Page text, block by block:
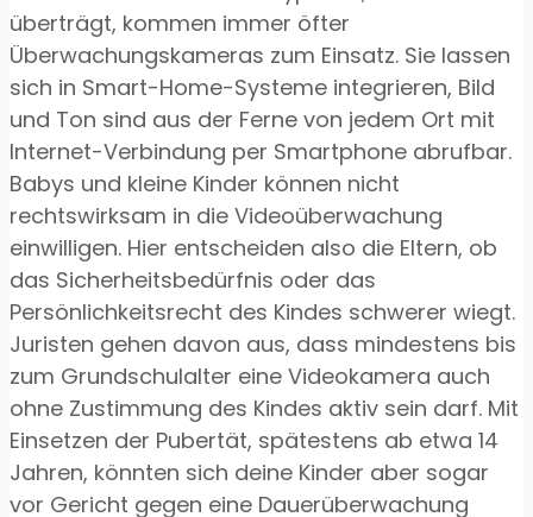
überträgt, kommen immer öfter
Überwachungskameras zum Einsatz. Sie lassen
sich in Smart-Home-Systeme integrieren, Bild
und Ton sind aus der Ferne von jedem Ort mit
Internet-Verbindung per Smartphone abrufbar.
Babys und kleine Kinder können nicht
rechtswirksam in die Videoüberwachung
einwilligen. Hier entscheiden also die Eltern, ob
das Sicherheitsbedürfnis oder das
Persönlichkeitsrecht des Kindes schwerer wiegt.
Juristen gehen davon aus, dass mindestens bis
zum Grundschulalter eine Videokamera auch
ohne Zustimmung des Kindes aktiv sein darf. Mit
Einsetzen der Pubertät, spätestens ab etwa 14
Jahren, könnten sich deine Kinder aber sogar
vor Gericht gegen eine Dauerüberwachung